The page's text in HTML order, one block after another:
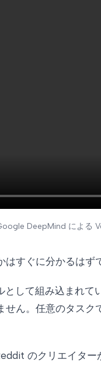
DeepMind による
すぐに分かるはず
として組み込まれて
ん。任意のタス
のクリエイ